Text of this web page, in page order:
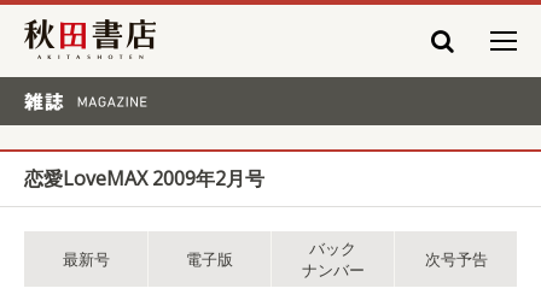
秋田書店
恋愛LoveMAX 2009年2月号
最新号 電子版
バック
ナンバー
次号予告